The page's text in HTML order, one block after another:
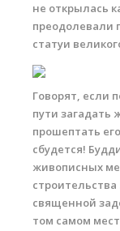
не открылась
преодолевали
статуи
Говорят, если
пути загадать
прошептать
сбудется!
живописных
строительства
священной
том самом